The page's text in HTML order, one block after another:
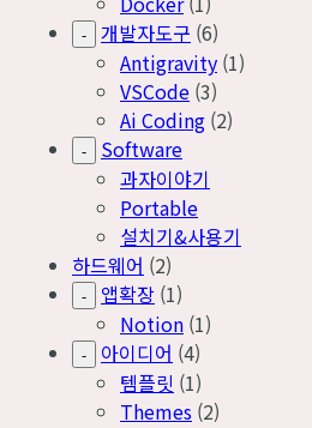
- 개발자도구 (6)
Antigravity (1)
VSCode (3)
Ai Coding (2)
-
Software
과자이야기
Portable
설치기&사용기
하드웨어 (2)
- 앱확장 (1)
Notion (1)
- 아이디어 (4)
템플릿 (1)
Themes (2)